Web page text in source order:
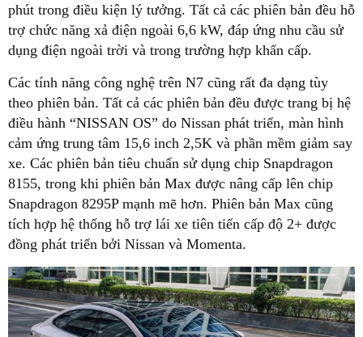
phút trong điều kiện lý tưởng. Tất cả các phiên bản đều hỗ
trợ chức năng xả điện ngoài 6,6 kW, đáp ứng nhu cầu sử
dụng điện ngoài trời và trong trường hợp khẩn cấp.
Các tính năng công nghệ trên N7 cũng rất đa dạng tùy
theo phiên bản. Tất cả các phiên bản đều được trang bị hệ
điều hành “NISSAN OS” do Nissan phát triển, màn hình
cảm ứng trung tâm 15,6 inch 2,5K và phần mềm giảm say
xe. Các phiên bản tiêu chuẩn sử dụng chip Snapdragon
8155, trong khi phiên bản Max được nâng cấp lên chip
Snapdragon 8295P mạnh mẽ hơn. Phiên bản Max cũng
tích hợp hệ thống hỗ trợ lái xe tiên tiến cấp độ 2+ được
đồng phát triển bởi Nissan và Momenta.